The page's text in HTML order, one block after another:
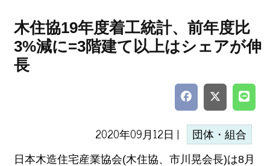
木住協19年度着工統計、前年度比
3%減に=3階建て以上はシェアが伸
長
2020年09月12日 | 団体・組合
日本木造住宅産業協会(木住協、市川晃会長)は8月